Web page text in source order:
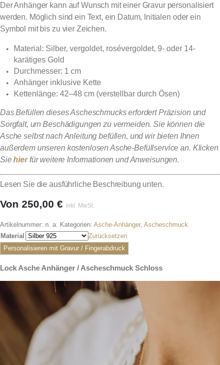
Der Anhänger kann auf Wunsch mit einer Gravur personalisiert
werden. Möglich sind ein Text, ein Datum, Initialen oder ein
Symbol mit bis zu vier Zeichen.
Material: Silber, vergoldet, rosévergoldet, 9- oder 14-
karätiges Gold
Durchmesser: 1 cm
Anhänger inklusive Kette
Kettenlänge: 42–48 cm (verstellbar durch Ösen)
Das Befüllen dieses Ascheschmucks erfordert Präzision und
Sorgfalt, um Beschädigungen zu vermeiden. Sie können die
Asche selbst nach Anleitung befüllen, und wir bieten Ihnen
außerdem unseren kostenlosen Asche-Befüllservice an. Klicken
Siehier für weitere Informationen und Anweisungen.
Lesen Sie die ausführliche Beschreibung unten.
Von 250,00 € inkl. MwSt.
Artikelnummer: n. a. Kategorien: Asche-Anhänger, Ascheschmuck
Material
Zurücksetzen
Personalisieren mit Gravur / Fingerabdruck
Lock Asche Anhänger / Ascheschmuck Schloss